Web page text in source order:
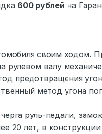
600 рублей на
своим ходом.
рулевом валу
предотвращения
метод угона
руль-педали,
20 лет, в